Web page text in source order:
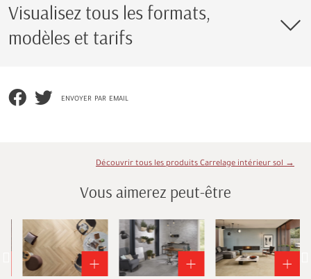
Visualisez tous les formats,
modèles et tarifs
envoyer par email
Découvrir tous les produits Carrelage intérieur sol →
Vous aimerez peut-être